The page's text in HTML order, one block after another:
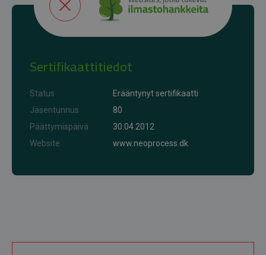
Sertifikaattitiedot
Status
Erääntynyt sertifikaatti
Jäsentunnus
80
Päättymispäivä
30.04.2012
Website
www.neoprocess.dk